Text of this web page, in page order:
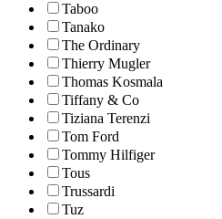
Taboo
Tanako
The Ordinary
Thierry Mugler
Thomas Kosmala
Tiffany & Co
Tiziana Terenzi
Tom Ford
Tommy Hilfiger
Tous
Trussardi
Tuz